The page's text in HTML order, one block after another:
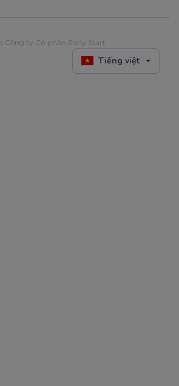
Công ty Cổ phần Early Start
Tiếng việt